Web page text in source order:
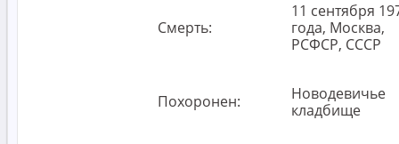
Смерть:
11 сентября
года, Москва,
РСФСР, СССР
Похоронен:
Новодевичье
кладбище